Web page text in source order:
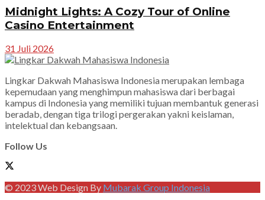
Midnight Lights: A Cozy Tour of Online
Casino Entertainment
31 Juli 2026
Lingkar Dakwah Mahasiswa Indonesia merupakan lembaga
kepemudaan yang menghimpun mahasiswa dari berbagai
kampus di Indonesia yang memiliki tujuan membantuk generasi
beradab, dengan tiga trilogi pergerakan yakni keislaman,
intelektual dan kebangsaan.
Follow Us
© 2023 Web Design By Mubarak Group Indonesia